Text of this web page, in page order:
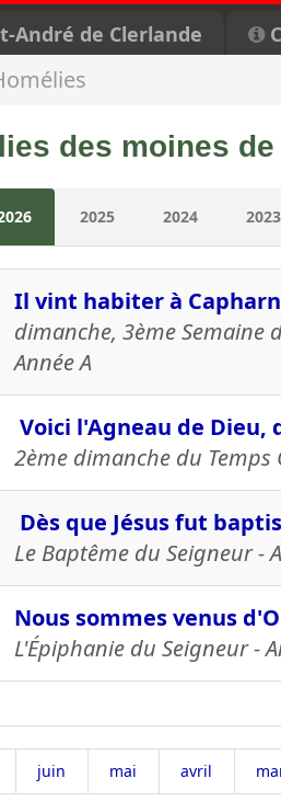
André de Clerlande
des moines
2025 2024 2023
Il vint habiter à
dimanche, 3ème Semaine
Année A
Voici l'Agneau de Dieu,
2ème dimanche du Temps
Dès que Jésus fut
Le Baptême du Seigneur -
Nous sommes venus
L'Épiphanie du Seigneur -
juin mai avril